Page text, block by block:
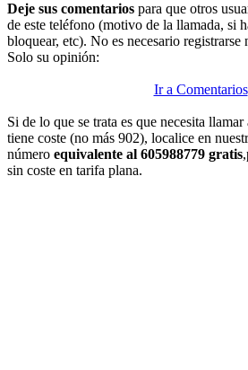
Deje sus comentarios para que otros
de este teléfono (motivo de la llamada, si
bloquear, etc). No es necesario registrarse
Solo su opinión:
Ir a Comentarios
Si de lo que se trata es que necesita
tiene coste (no más 902), localice en
número equivalente al 605988779 gratis
sin coste en tarifa plana.